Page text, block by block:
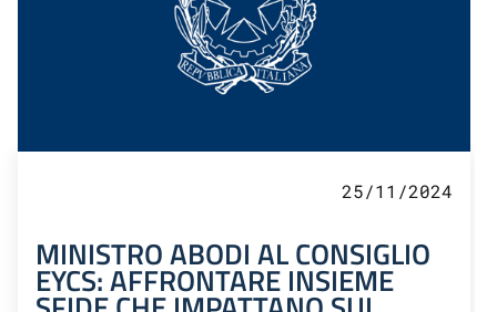
25/11/2024
MINISTRO ABODI AL CONSIGLIO
EYCS: AFFRONTARE INSIEME